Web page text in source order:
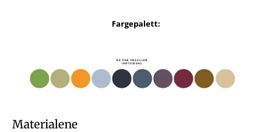
Fargepalett:
Materialene